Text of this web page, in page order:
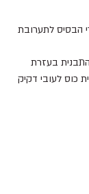
הבסיס לתערובת
בעזרת
כוס לעובי דקיק